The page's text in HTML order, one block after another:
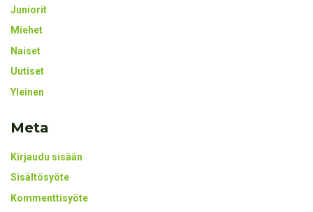
Juniorit
Miehet
Naiset
Uutiset
Yleinen
Meta
Kirjaudu sisään
Sisältösyöte
Kommenttisyöte